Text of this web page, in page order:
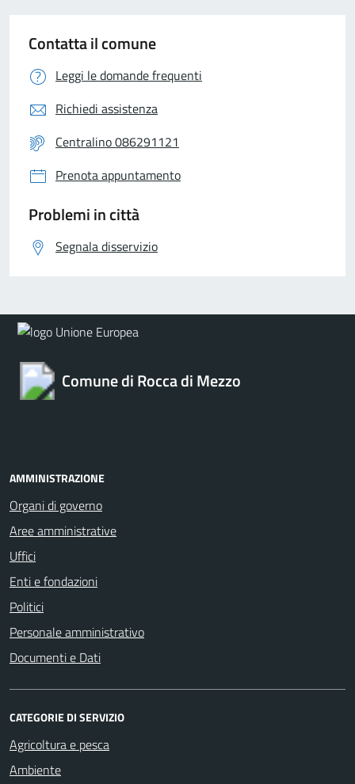
Contatta il comune
Leggi le domande frequenti
Richiedi assistenza
Centralino 086291121
Prenota appuntamento
Problemi in città
Segnala disservizio
Comune di Rocca di Mezzo
AMMINISTRAZIONE
Organi di governo
Aree amministrative
Uffici
Enti e fondazioni
Politici
Personale amministrativo
Documenti e Dati
CATEGORIE DI SERVIZIO
Agricoltura e pesca
Ambiente